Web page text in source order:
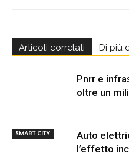
Articoli correlati Di più
SMART CITY
Pnrr e
oltre un
Auto
l’effetto